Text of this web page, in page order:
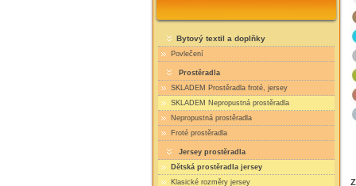
Bytový textil a doplňky
Povlečení
Prostěradla
SKLADEM Prostěradla froté, jersey
SKLADEM Nepropustná prostěradla
Nepropustná prostěradla
Froté prostěradla
Jersey prostěradla
Dětská prostěradla jersey
Klasické rozměry jersey